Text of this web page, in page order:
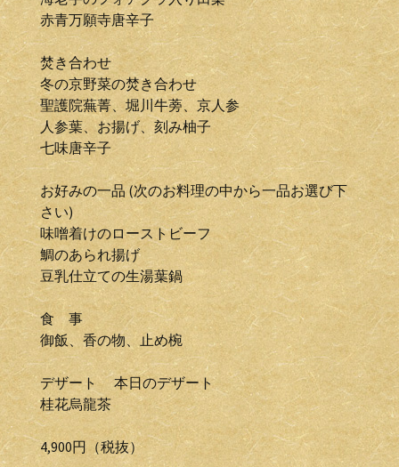
赤青万願寺唐辛子
焚き合わせ
冬の京野菜の焚き合わせ
聖護院蕪菁、堀川牛蒡、京人参
人参葉、お揚げ、刻み柚子
七味唐辛子
お好みの一品 (次のお料理の中から一品お選び下
さい)
味噌着けのローストビーフ
鯛のあられ揚げ
豆乳仕立ての生湯葉鍋
食 事
御飯、香の物、止め椀
デザート 本日のデザート
桂花烏龍茶
4,900円（税抜）